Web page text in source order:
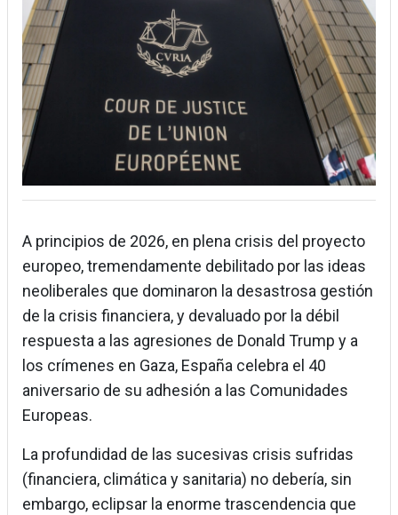
A principios de 2026, en plena crisis del proyecto
europeo, tremendamente debilitado por las ideas
neoliberales que dominaron la desastrosa gestión
de la crisis financiera, y devaluado por la débil
respuesta a las agresiones de Donald Trump y a
los crímenes en Gaza, España celebra el 40
aniversario de su adhesión a las Comunidades
Europeas.
La profundidad de las sucesivas crisis sufridas
(financiera, climática y sanitaria) no debería, sin
embargo, eclipsar la enorme trascendencia que